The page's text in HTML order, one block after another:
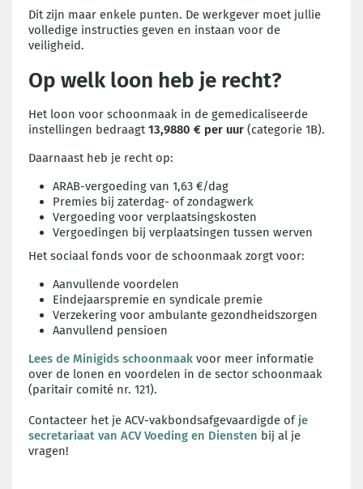
Dit zijn maar enkele punten. De werkgever moet jullie
volledige instructies geven en instaan voor de
veiligheid.
Op welk loon heb je recht?
Het loon voor schoonmaak in de gemedicaliseerde
instellingen bedraagt 13,9880 € per uur (categorie 1B).
Daarnaast heb je recht op:
ARAB-vergoeding van 1,63 €/dag
Premies bij zaterdag- of zondagwerk
Vergoeding voor verplaatsingskosten
Vergoedingen bij verplaatsingen tussen werven
Het sociaal fonds voor de schoonmaak zorgt voor:
Aanvullende voordelen
Eindejaarspremie en syndicale premie
Verzekering voor ambulante gezondheidszorgen
Aanvullend pensioen
Lees de Minigids schoonmaak voor meer informatie
over de lonen en voordelen in de sector schoonmaak
(paritair comité nr. 121).
Contacteer het je ACV-vakbondsafgevaardigde of je
secretariaat van ACV Voeding en Diensten bij al je
vragen!